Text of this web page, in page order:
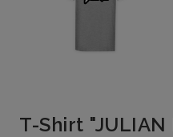
T-Shirt